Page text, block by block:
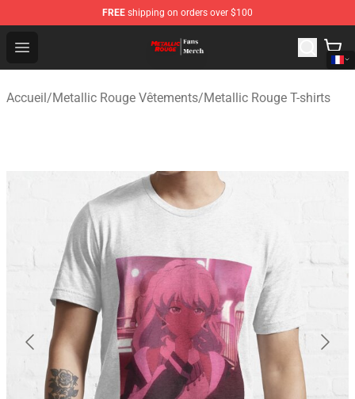
FREE shipping on orders over $100
Open menu
Metallic Rouge Store - Official Metallic Rouge
Accueil/Metallic Rouge Vêtements/Metallic Rouge T-shirts